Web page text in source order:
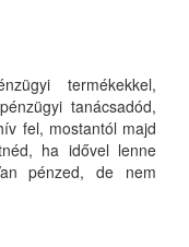
termékekkel,
tanácsadód,
fel, mostantól majd
ha idővel lenne
pénzed, de nem